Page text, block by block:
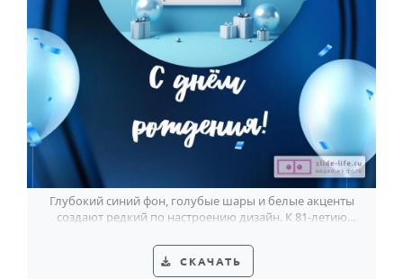
Глубокий синий фон, голубые шары и белые акценты
создают редкий по настроению дизайн. К 81-летию
СКАЧАТЬ